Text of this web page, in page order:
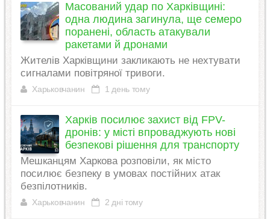
Масований удар по Харківщині:
одна людина загинула, ще семеро
поранені, область атакували
ракетами й дронами
Жителів Харківщини закликають не нехтувати
сигналами повітряної тривоги.
Харьковчанин 1 день тому
Харків посилює захист від FPV-
дронів: у місті впроваджують нові
безпекові рішення для транспорту
Мешканцям Харкова розповіли, як місто
посилює безпеку в умовах постійних атак
безпілотників.
Харьковчанин 2 дні тому